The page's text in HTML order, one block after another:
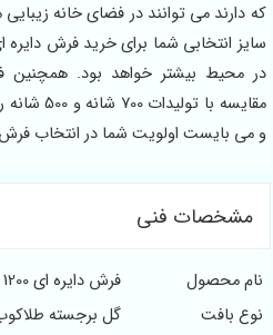
که دارند می توانند در فضای خانه
سایز انتخابی شما برای خرید فرش
مقایسه با
و می بایست اولویت شما در انتخاب
مشخصات فنی
نام محصول
فرش دایره ای 1200 شانه
نوع بافت
گل برجسته